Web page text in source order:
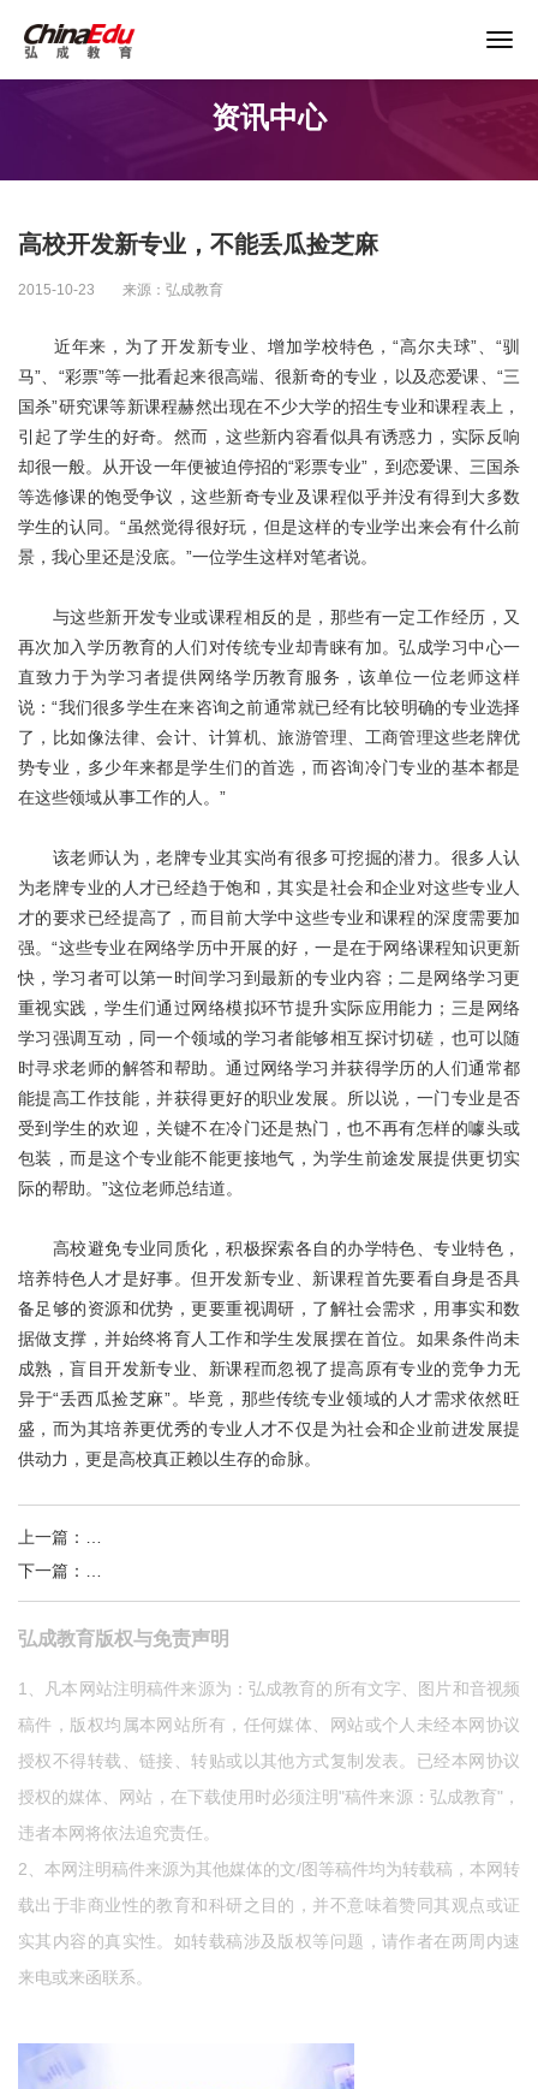
企业培训
继续教育
教育产品
课程资源
关于我们
资讯中心
高校开发新专业，不能丢瓜捡芝麻
2015-10-23 来源：弘成教育
近年来，为了开发新专业、增加学校特色，“高尔夫球”、“驯
马”、“彩票”等一批看起来很高端、很新奇的专业，以及恋爱课、“三
国杀”研究课等新课程赫然出现在不少大学的招生专业和课程表上，
引起了学生的好奇。然而，这些新内容看似具有诱惑力，实际反响
却很一般。从开设一年便被迫停招的“彩票专业”，到恋爱课、三国杀
等选修课的饱受争议，这些新奇专业及课程似乎并没有得到大多数
学生的认同。“虽然觉得很好玩，但是这样的专业学出来会有什么前
景，我心里还是没底。”一位学生这样对笔者说。
与这些新开发专业或课程相反的是，那些有一定工作经历，又
再次加入学历教育的人们对传统专业却青睐有加。弘成学习中心一
直致力于为学习者提供网络学历教育服务，该单位一位老师这样
说：“我们很多学生在来咨询之前通常就已经有比较明确的专业选择
了，比如像法律、会计、计算机、旅游管理、工商管理这些老牌优
势专业，多少年来都是学生们的首选，而咨询冷门专业的基本都是
在这些领域从事工作的人。”
该老师认为，老牌专业其实尚有很多可挖掘的潜力。很多人认
为老牌专业的人才已经趋于饱和，其实是社会和企业对这些专业人
才的要求已经提高了，而目前大学中这些专业和课程的深度需要加
强。“这些专业在网络学历中开展的好，一是在于网络课程知识更新
快，学习者可以第一时间学习到最新的专业内容；二是网络学习更
重视实践，学生们通过网络模拟环节提升实际应用能力；三是网络
学习强调互动，同一个领域的学习者能够相互探讨切磋，也可以随
时寻求老师的解答和帮助。通过网络学习并获得学历的人们通常都
能提高工作技能，并获得更好的职业发展。所以说，一门专业是否
受到学生的欢迎，关键不在冷门还是热门，也不再有怎样的噱头或
包装，而是这个专业能不能更接地气，为学生前途发展提供更切实
际的帮助。”这位老师总结道。
高校避免专业同质化，积极探索各自的办学特色、专业特色，
培养特色人才是好事。但开发新专业、新课程首先要看自身是否具
备足够的资源和优势，更要重视调研，了解社会需求，用事实和数
据做支撑，并始终将育人工作和学生发展摆在首位。如果条件尚未
成熟，盲目开发新专业、新课程而忽视了提高原有专业的竞争力无
异于“丢西瓜捡芝麻”。毕竟，那些传统专业领域的人才需求依然旺
盛，而为其培养更优秀的专业人才不仅是为社会和企业前进发展提
供动力，更是高校真正赖以生存的命脉。
上一篇 ：
下一篇 ：
弘成教育版权与免责声明
1、凡本网站注明稿件来源为：弘成教育的所有文字、图片和音视频
稿件，版权均属本网站所有，任何媒体、网站或个人未经本网协议
授权不得转载、链接、转贴或以其他方式复制发表。已经本网协议
授权的媒体、网站，在下载使用时必须注明"稿件来源：弘成教育"，
违者本网将依法追究责任。
2、本网注明稿件来源为其他媒体的文/图等稿件均为转载稿，本网转
载出于非商业性的教育和科研之目的，并不意味着赞同其观点或证
实其内容的真实性。如转载稿涉及版权等问题，请作者在两周内速
来电或来函联系。